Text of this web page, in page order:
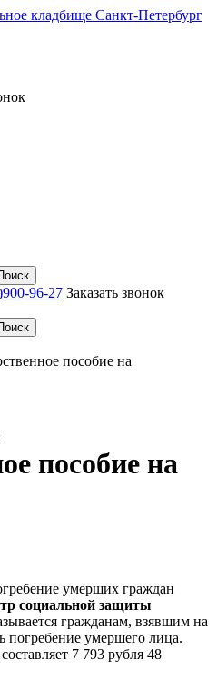
96-27 Заказать звонок
пособие на
пособие на
умерших граждан
социальной защиты
гражданам, взявшим на
погребение умершего лица.
7 793 рубля 48